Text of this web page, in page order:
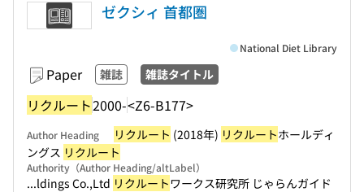
ゼクシィ 首都圏
Paper 雑誌 雑誌タイトル
リクルート2000-<Z6-B177>
National Diet Library
Author Heading リクルート (2018年) リクルートホールディ
ングス リクルート
Authority（Author Heading/altLabel）
...ldings Co.,Ltd リクルートワークス研究所 じゃらんガイド